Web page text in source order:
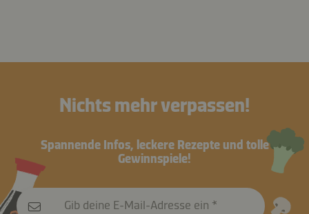
Nichts mehr verpassen!
Spannende Infos, leckere Rezepte und tolle
Gewinnspiele!
Gib deine E-Mail-Adresse ein